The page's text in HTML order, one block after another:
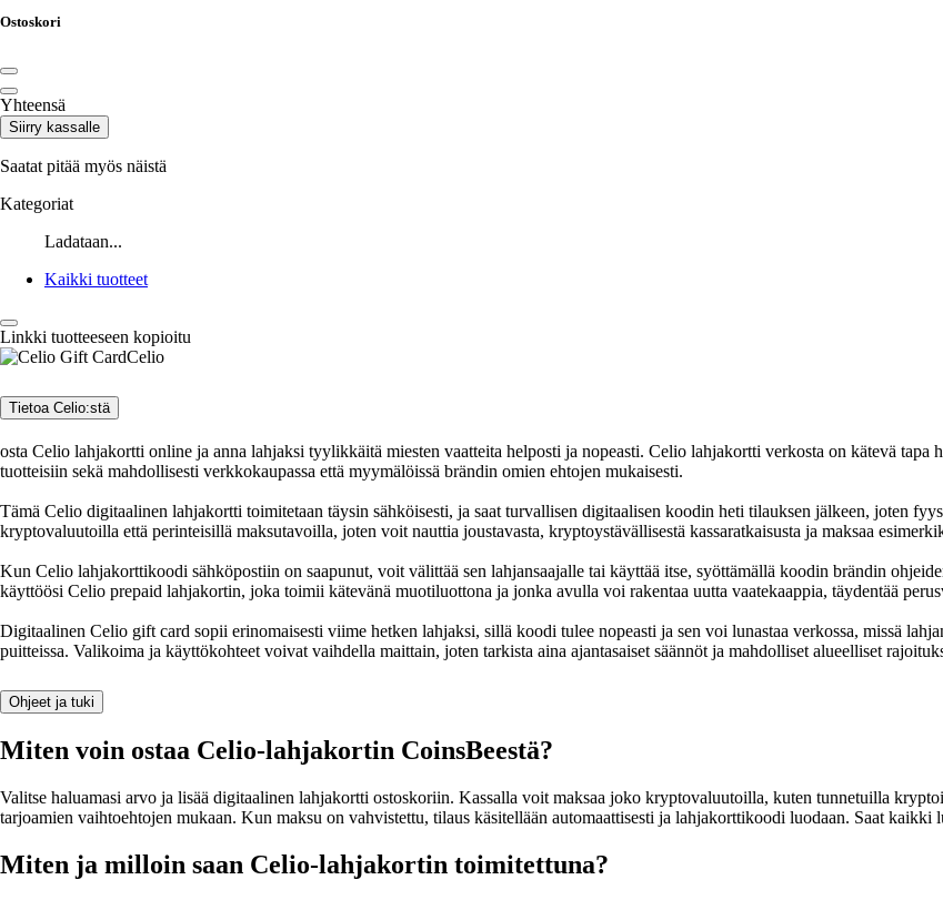
Ostoskori
Yhteensä
Siirry kassalle
Saatat pitää myös näistä
Kategoriat
Ladataan...
Kaikki tuotteet
Linkki tuotteeseen kopioitu
Celio
Tietoa Celio:stä
osta Celio lahjakortti online ja anna lahjaksi tyylikkäitä miesten vaatteita helposti ja nopeasti. Celio lahjakortti verkosta on kätevä
tuotteisiin sekä mahdollisesti verkkokaupassa että myymälöissä brändin omien ehtojen mukaisesti.
Tämä Celio digitaalinen lahjakortti toimitetaan täysin sähköisesti, ja saat turvallisen digitaalisen koodin heti tilauksen jälkeen, joten
kryptovaluutoilla että perinteisillä maksutavoilla, joten voit nauttia joustavasta, kryptoystävällisestä kassaratkaisusta ja maksaa
Kun Celio lahjakorttikoodi sähköpostiin on saapunut, voit välittää sen lahjansaajalle tai käyttää itse, syöttämällä koodin brändin
käyttöösi Celio prepaid lahjakortin, joka toimii kätevänä muotiluottona ja jonka avulla voi rakentaa uutta vaatekaappia, täydentää
Digitaalinen Celio gift card sopii erinomaisesti viime hetken lahjaksi, sillä koodi tulee nopeasti ja sen voi lunastaa verkossa, missä
puitteissa. Valikoima ja käyttökohteet voivat vaihdella maittain, joten tarkista aina ajantasaiset säännöt ja mahdolliset alueelliset
Ohjeet ja tuki
Miten voin ostaa Celio-lahjakortin CoinsBeestä?
Valitse haluamasi arvo ja lisää digitaalinen lahjakortti ostoskoriin. Kassalla voit maksaa joko kryptovaluutoilla, kuten tunnetuilla
tarjoamien vaihtoehtojen mukaan. Kun maksu on vahvistettu, tilaus käsitellään automaattisesti ja lahjakorttikoodi luodaan. Saat kaikki
Miten ja milloin saan Celio-lahjakortin toimitettuna?